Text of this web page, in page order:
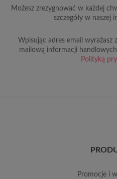
Możesz zrezygnować w każdej
szczegóły w naszej
Wpisując adres email wyrażasz
mailową informacji
Polityką
promocje i